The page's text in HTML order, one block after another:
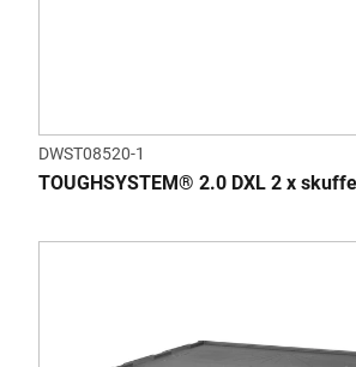
DWST08520-1
TOUGHSYSTEM® 2.0 DXL 2 x